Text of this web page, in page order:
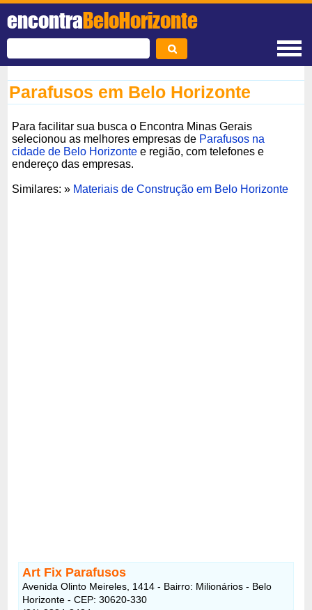
encontraBeloHorizonte
Parafusos em Belo Horizonte
Para facilitar sua busca o Encontra Minas Gerais
selecionou as melhores empresas de Parafusos na
cidade de Belo Horizonte e região, com telefones e
endereço das empresas.
Similares: » Materiais de Construção em Belo Horizonte
Art Fix Parafusos
Avenida Olinto Meireles, 1414 - Bairro: Milionários - Belo
Horizonte - CEP: 30620-330